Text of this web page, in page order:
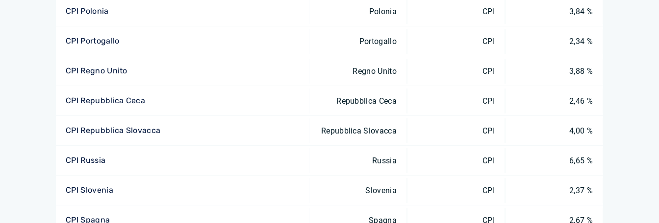
CPI Polonia Polonia CPI 3,84 %
CPI Portogallo Portogallo CPI 2,34 %
CPI Regno Unito Regno Unito CPI 3,88 %
CPI Repubblica Ceca Repubblica Ceca CPI 2,46 %
CPI Repubblica Slovacca Repubblica Slovacca CPI 4,00 %
CPI Russia Russia CPI 6,65 %
CPI Slovenia Slovenia CPI 2,37 %
CPI Spagna Spagna CPI 2,67 %